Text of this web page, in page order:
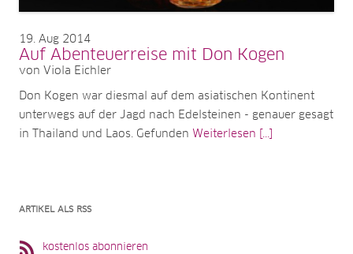
19 Aug 2014
Auf Abenteuerreise mit Don Kogen
von Viola Eichler
Don Kogen war diesmal auf dem asiatischen Kontinent
unterwegs auf der Jagd nach Edelsteinen - genauer gesagt
in Thailand und Laos. Gefunden Weiterlesen [...]
ARTIKEL ALS RSS
kostenlos abonnieren